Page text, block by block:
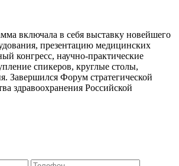
включала в себя выставку новейшего
презентацию медицинских
конгресс, научно-практические
спикеров, круглые столы,
Завершился Форум стратегической
здравоохранения Российской